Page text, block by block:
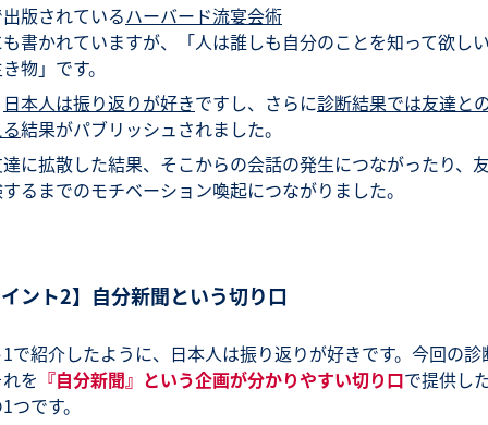
版されているハーバード流宴会術
書かれていますが、「人は誰しも自分のことを知って欲し
物」です。
日本人は振り返りが好きですし、さらに診断結果では友達と
結果がパブリッシュされました。
に拡散した結果、そこからの会話の発生につながったり、
るまでのモチベーション喚起につながりました。
ント2】自分新聞という切り口
で紹介したように、日本人は振り返りが好きです。今回の診
を 『自分新聞』という企画が分かりやすい切り口で提供し
つです。